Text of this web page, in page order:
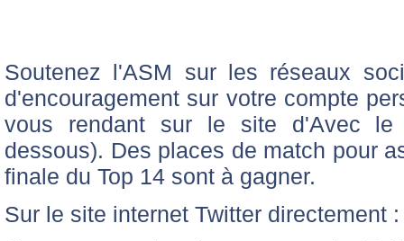
Soutenez l'ASM sur les réseaux
d'encouragement sur votre compte
vous rendant sur le site d'Avec
dessous). Des places de match pour
finale du Top 14 sont à gagner.
Sur le site internet Twitter directement :